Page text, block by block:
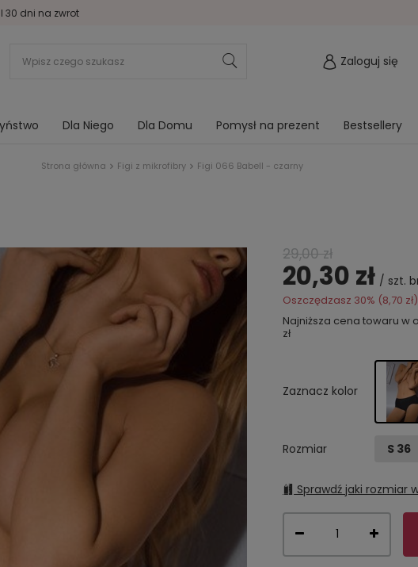
30 dni na zwrot
Zaloguj się
Dla Niego Dla Domu Pomysł na prezent Bestsellery
Strona główna Figi z mikrofibry Figi 066 Babell - czarny
29,00 zł
20,30 zł / szt.
Oszczędzasz 30% (8,70 zł
Najniższa cena towaru w
zł
Zaznacz kolor
Rozmiar S 36
Sprawdź jaki rozmiar